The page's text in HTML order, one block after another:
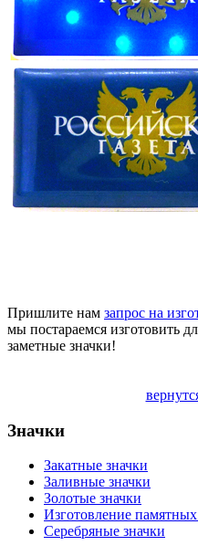
Пришлите нам запрос на
мы постараемся изготовить
заметные значки!
Значки
Закатные значки
Заливные значки
Золотые значки
Изготовление памятных
Серебряные значки